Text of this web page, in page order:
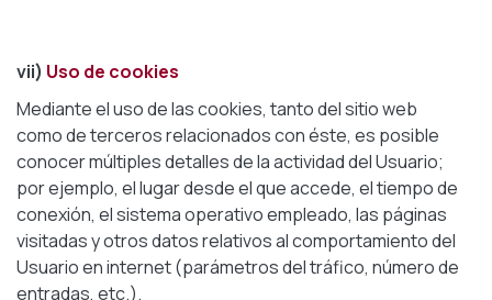
vii) Uso de cookies
Mediante el uso de las cookies, tanto del sitio web
como de terceros relacionados con éste, es posible
conocer múltiples detalles de la actividad del Usuario;
por ejemplo, el lugar desde el que accede, el tiempo de
conexión, el sistema operativo empleado, las páginas
visitadas y otros datos relativos al comportamiento del
Usuario en internet (parámetros del tráfico, número de
entradas, etc.).